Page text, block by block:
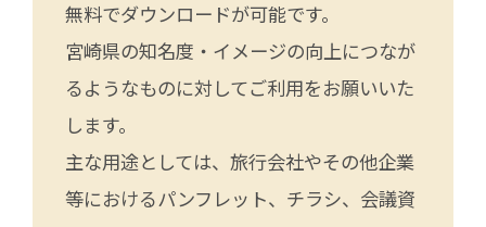
無料でダウンロードが可能です。
宮崎県の知名度・イメージの向上につなが
るようなものに対してご利用をお願いいた
します。
主な用途としては、旅行会社やその他企業
等におけるパンフレット、チラシ、会議資